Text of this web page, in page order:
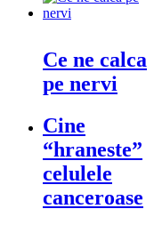
Ce ne calca
pe nervi
Cine
“hraneste”
celulele
canceroase